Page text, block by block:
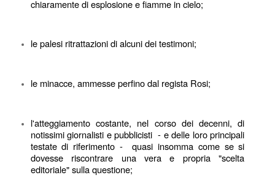
chiaramente di esplosione e fiamme in cielo;
le palesi ritrattazioni di alcuni dei testimoni;
le minacce, ammesse perfino dal regista Rosi;
l'atteggiamento costante, nel corso dei decenni, di
notissimi giornalisti e pubblicisti  - e delle loro principali
testate di riferimento -  quasi insomma come se si
dovesse riscontrare una vera e propria "scelta
editoriale" sulla questione;